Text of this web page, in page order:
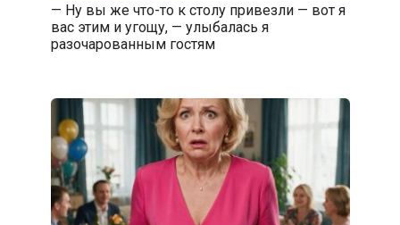
— Ну вы же что-то к столу привезли — вот я
вас этим и угощу, — улыбалась я
разочарованным гостям